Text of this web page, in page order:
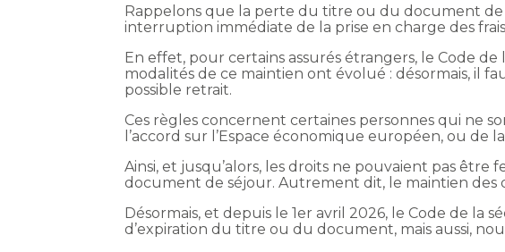
Rappelons que la perte du titre ou du document
interruption immédiate de la prise en charge des
En effet, pour certains assurés étrangers, le Code
modalités de ce maintien ont évolué : désormais, il
possible retrait.
Ces règles concernent certaines personnes qui ne
l’accord sur l’Espace économique européen, ou de
Ainsi, et jusqu’alors, les droits ne pouvaient pas
document de séjour. Autrement dit, le maintien des
Désormais, et depuis le 1er avril 2026, le Code de
d’expiration du titre ou du document, mais aussi,